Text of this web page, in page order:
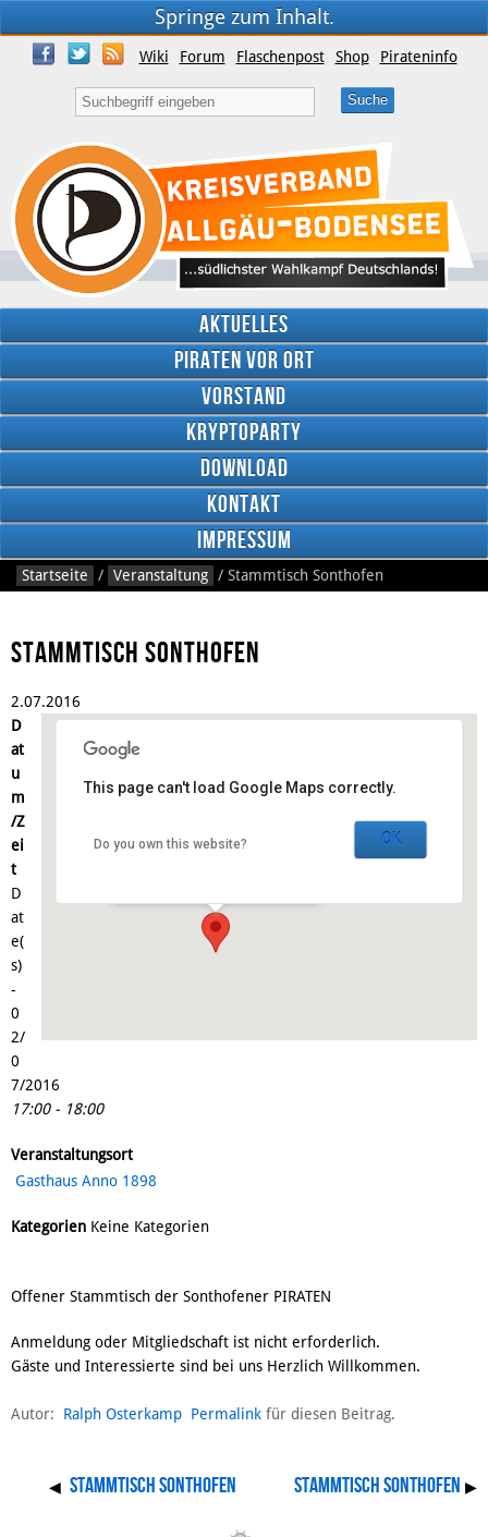
Springe zum Inhalt.
Facebook
RSS
Wiki Forum Flaschenpost Shop Pirateninfo
Aktuelles
Piraten vor Ort
Vorstand
Kryptoparty
Download
Kontakt
Impressum
Startseite / Veranstaltung / Stammtisch Sonthofen
Stammtisch Sonthofen
2.07.2016
Gasthaus Anno 1898
Schnitzerstraße 3 - Sonthofen
This page can't load Google Maps correctly.
Do you own this website? OK
D
at
u
m
/Z
ei
t
D
at
e(
s)
-
0
2/
0
7/2016
17:00 - 18:00
Veranstaltungsort
Gasthaus Anno 1898
Kategorien Keine Kategorien
Offener Stammtisch der Sonthofener PIRATEN
Anmeldung oder Mitgliedschaft ist nicht erforderlich.
Gäste und Interessierte sind bei uns Herzlich Willkommen.
Autor: Ralph Osterkamp Permalink für diesen Beitrag.
◀ Stammtisch Sonthofen Stammtisch Sonthofen ▶